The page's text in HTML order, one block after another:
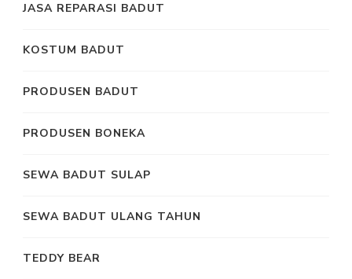
JASA REPARASI BADUT
KOSTUM BADUT
PRODUSEN BADUT
PRODUSEN BONEKA
SEWA BADUT SULAP
SEWA BADUT ULANG TAHUN
TEDDY BEAR